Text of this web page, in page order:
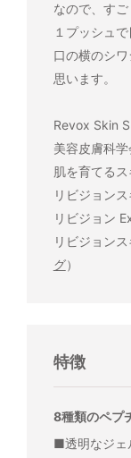
なので、すご
１プッシュ
口の横のシ
思います。
Revox Skin
美容皮膚科
肌を育てる
リビジョン
リビジョン
リビジョン
グ）
特徴
8種類のペプ
■透明なジェ